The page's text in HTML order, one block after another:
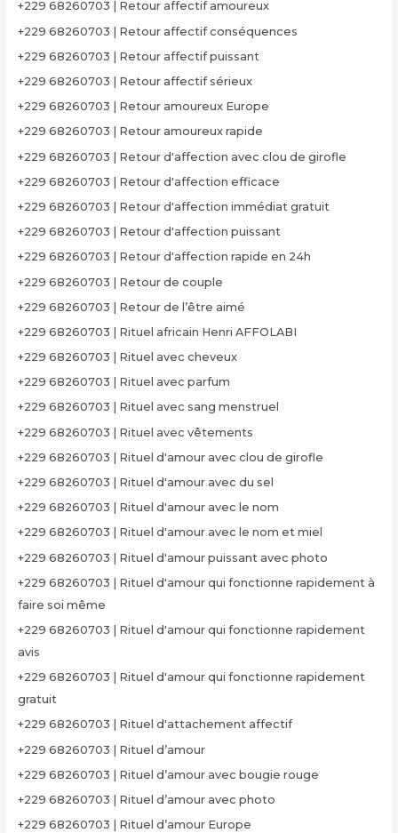
+229 68260703 | Retour affectif amoureux
+229 68260703 | Retour affectif conséquences
+229 68260703 | Retour affectif puissant
+229 68260703 | Retour affectif sérieux
+229 68260703 | Retour amoureux Europe
+229 68260703 | Retour amoureux rapide
+229 68260703 | Retour d'affection avec clou de girofle
+229 68260703 | Retour d'affection efficace
+229 68260703 | Retour d'affection immédiat gratuit
+229 68260703 | Retour d'affection puissant
+229 68260703 | Retour d'affection rapide en 24h
+229 68260703 | Retour de couple
+229 68260703 | Retour de l’être aimé
+229 68260703 | Rituel africain Henri AFFOLABI
+229 68260703 | Rituel avec cheveux
+229 68260703 | Rituel avec parfum
+229 68260703 | Rituel avec sang menstruel
+229 68260703 | Rituel avec vêtements
+229 68260703 | Rituel d'amour avec clou de girofle
+229 68260703 | Rituel d'amour avec du sel
+229 68260703 | Rituel d'amour avec le nom
+229 68260703 | Rituel d'amour avec le nom et miel
+229 68260703 | Rituel d'amour puissant avec photo
+229 68260703 | Rituel d'amour qui fonctionne rapidement à
faire soi même
+229 68260703 | Rituel d'amour qui fonctionne rapidement
avis
+229 68260703 | Rituel d'amour qui fonctionne rapidement
gratuit
+229 68260703 | Rituel d'attachement affectif
+229 68260703 | Rituel d’amour
+229 68260703 | Rituel d’amour avec bougie rouge
+229 68260703 | Rituel d’amour avec photo
+229 68260703 | Rituel d’amour Europe